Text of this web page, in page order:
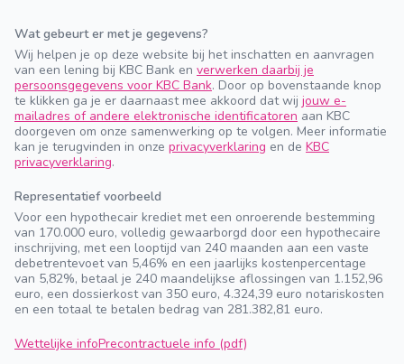
Wat gebeurt er met je gegevens?
Wij helpen je op deze website bij het inschatten en aanvragen
van een lening bij KBC Bank en verwerken daarbij je
persoonsgegevens voor KBC Bank. Door op bovenstaande knop
te klikken ga je er daarnaast mee akkoord dat wij jouw e-
mailadres of andere elektronische identificatoren aan KBC
doorgeven om onze samenwerking op te volgen. Meer informatie
kan je terugvinden in onze privacyverklaring en de KBC
privacyverklaring.
Representatief voorbeeld
Voor een hypothecair krediet met een onroerende bestemming
van 170.000 euro, volledig gewaarborgd door een hypothecaire
inschrijving, met een looptijd van 240 maanden aan een vaste
debetrentevoet van 5,46% en een jaarlijks kostenpercentage
van 5,82%, betaal je 240 maandelijkse aflossingen van 1.152,96
euro, een dossierkost van 350 euro, 4.324,39 euro notariskosten
en een totaal te betalen bedrag van 281.382,81 euro.
Wettelijke infoPrecontractuele info (pdf)